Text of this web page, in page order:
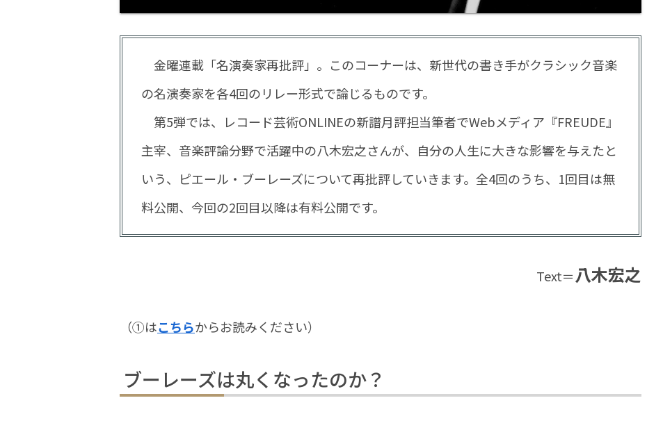
金曜連載「名演奏家再批評」。このコーナーは、新世代の書き手がクラシック音楽
の名演奏家を各4回のリレー形式で論じるものです。
第5弾では、レコード芸術ONLINEの新譜月評担当筆者でWebメディア『FREUDE』
主宰、音楽評論分野で活躍中の八木宏之さんが、自分の人生に大きな影響を与えたと
いう、ピエール・ブーレーズについて再批評していきます。全4回のうち、1回目は無
料公開、今回の2回目以降は有料公開です。
Text＝八木宏之
（①はこちらからお読みください）
ブーレーズは丸くなったのか？